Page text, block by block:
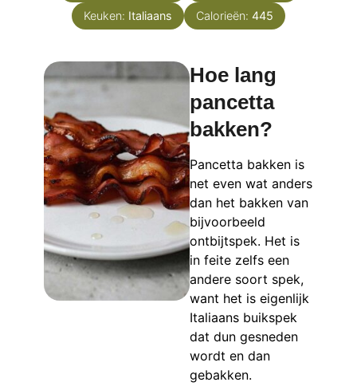
Keuken: Italiaans Calorieën: 445
Hoe lang
pancetta
bakken?
Pancetta bakken is
net even wat anders
dan het bakken van
bijvoorbeeld
ontbijtspek. Het is
in feite zelfs een
andere soort spek,
want het is eigenlijk
Italiaans buikspek
dat dun gesneden
wordt en dan
gebakken.